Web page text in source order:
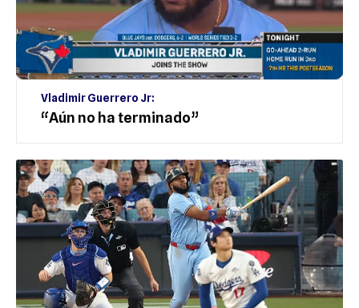
Vladimir Guerrero Jr:
“Aún no ha terminado”